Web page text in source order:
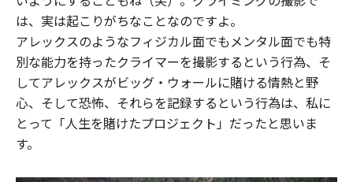
は、実は起こりがちなことなのですよ。
アレックスのようなフィジカル面でもメンタル面でも特
別な能力を持ったクライマーを撮影するという行為、そ
してアレックスがビッグ・ウォールに賭ける情熱と野
心、そして恐怖、それらを記録するという行為は、私に
とって「人生を賭けたプロジェクト」だったと思いま
す。